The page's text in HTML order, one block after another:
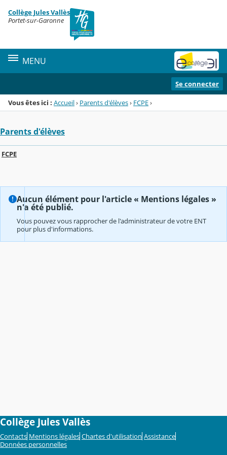
Menu de la rubrique
Contenu
Collège Jules Vallès
Portet-sur-Garonne
MENU
Se connecter
Vous êtes ici : Accueil› Parents d'élèves› FCPE›
Parents d'élèves
FCPE
Aucun élément pour l'article « Mentions légales »
n'a été publié.
Vous pouvez vous rapprocher de l'administrateur de votre ENT
pour plus d'informations.
Collège Jules Vallès
Contacts Mentions légales Chartes d'utilisation Assistance
Données personnelles